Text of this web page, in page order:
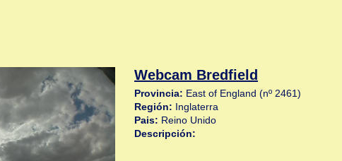
Webcam Bredfield
Provincia: East of England (nº 2461)
Región: Inglaterra
Pais: Reino Unido
Descripción: